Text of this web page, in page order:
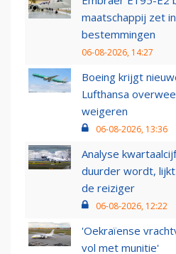
maatschappij zet
bestemmingen
06-08-2026, 14:27
Boeing krijgt
Lufthansa
weigeren
06-08-2026, 13:36
Analyse
duurder wordt,
de reiziger
06-08-2026, 12:22
'Oekraïense
vol met munitie'